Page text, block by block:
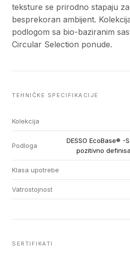
teksture se prirodno stapaju
besprekoran ambijent.
podlogom sa bio-baziranim
Circular Selection ponude.
TEHNIČKE SPECIFIKACIJE
Kolekcija
Podloga
DESSO EcoBase®
pozitivno
Klasa upotrebe
Vatrostojnost
SERTIFIKATI